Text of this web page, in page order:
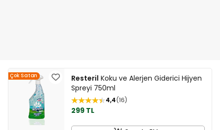
Çok Satan Resteril Koku ve Alerjen Giderici Hijyen
Spreyi 750ml
4,4 16
299 TL